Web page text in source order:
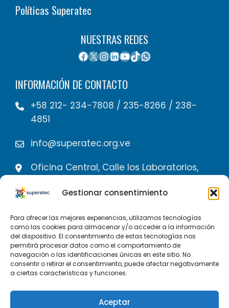
Gestionar consentimiento
Para ofrecer las mejores experiencias, utilizamos tecnologías
como las cookies para almacenar y/o acceder a la información
del dispositivo. El consentimiento de estas tecnologías nos
permitirá procesar datos como el comportamiento de
navegación o las identificaciones únicas en este sitio. No
consentir o retirar el consentimiento, puede afectar negativamente
a ciertas características y funciones.
Aceptar
Políticas Superatec
NUESTRAS REDES
INFORMACIÓN DE CONTACTO
+58 212- 234-7808 / 235-8266 / 238-
4851
info@superatec.org.ve
Oficina Central, Calle los Laboratorios,
Miranda
Contacta con nosotros